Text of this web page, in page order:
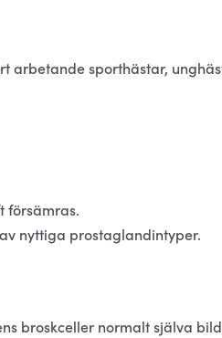
arbetande sporthästar,
försämras.
nyttiga prostaglandintyper.
broskceller normalt själva